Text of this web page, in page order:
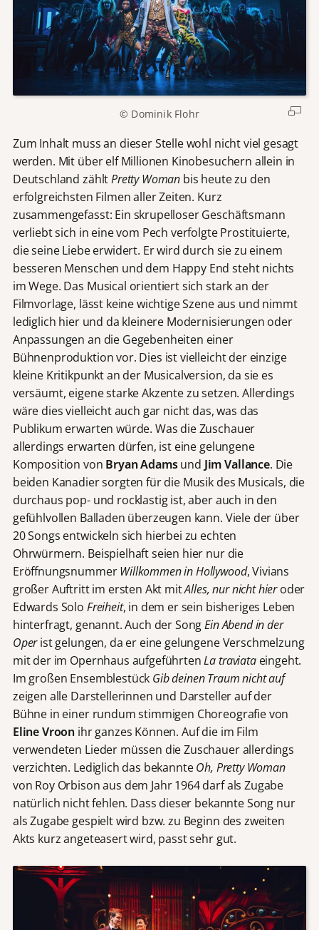
© Dominik Flohr
Zum Inhalt muss an dieser Stelle wohl nicht viel gesagt
werden. Mit über elf Millionen Kinobesuchern allein in
Deutschland zähltPretty Woman bis heute zu den
erfolgreichsten Filmen aller Zeiten. Kurz
zusammengefasst: Ein skrupelloser Geschäftsmann
verliebt sich in eine vom Pech verfolgte Prostituierte,
die seine Liebe erwidert. Er wird durch sie zu einem
besseren Menschen und dem Happy End steht nichts
im Wege. Das Musical orientiert sich stark an der
Filmvorlage, lässt keine wichtige Szene aus und nimmt
lediglich hier und da kleinere Modernisierungen oder
Anpassungen an die Gegebenheiten einer
Bühnenproduktion vor. Dies ist vielleicht der einzige
kleine Kritikpunkt an der Musicalversion, da sie es
versäumt, eigene starke Akzente zu setzen. Allerdings
wäre dies vielleicht auch gar nicht das, was das
Publikum erwarten würde. Was die Zuschauer
allerdings erwarten dürfen, ist eine gelungene
Komposition von Bryan Adamsund Jim Vallance. Die
beiden Kanadier sorgten für die Musik des Musicals, die
durchaus pop- und rocklastig ist, aber auch in den
gefühlvollen Balladen überzeugen kann. Viele der über
20 Songs entwickeln sich hierbei zu echten
Ohrwürmern. Beispielhaft seien hier nur die
EröffnungsnummerWillkommen in Hollywood, Vivians
großer Auftritt im ersten Akt mitAlles, nur nicht hieroder
Edwards Solo Freiheit, in dem er sein bisheriges Leben
hinterfragt, genannt. Auch der SongEin Abend in der
Operist gelungen, da er eine gelungene Verschmelzung
mit der im Opernhaus aufgeführtenLa traviataeingeht.
Im großen Ensemblestück Gib deinen Traum nicht auf
zeigen alle Darstellerinnen und Darsteller auf der
Bühne in einer rundum stimmigen Choreografie von
Eline Vroon ihr ganzes Können. Auf die im Film
verwendeten Lieder müssen die Zuschauer allerdings
verzichten. Lediglich das bekannteOh, Pretty Woman
von Roy Orbison aus dem Jahr 1964 darf als Zugabe
natürlich nicht fehlen. Dass dieser bekannte Song nur
als Zugabe gespielt wird bzw. zu Beginn des zweiten
Akts kurz angeteasert wird, passt sehr gut.